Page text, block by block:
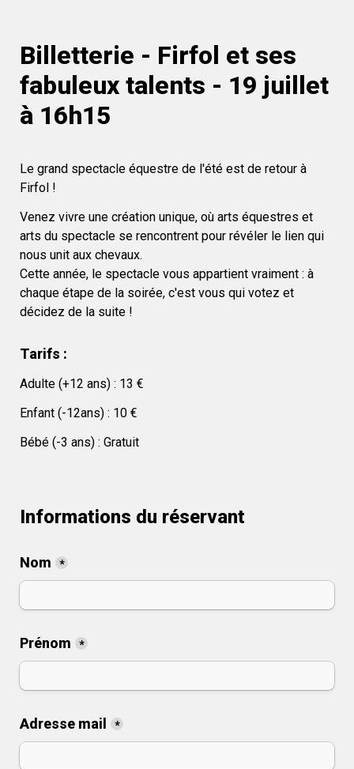
Billetterie - Firfol et ses
fabuleux talents - 19 juillet
à 16h15
Le grand spectacle équestre de l'été est de retour à
Firfol !
Venez vivre une création unique, où arts équestres et
arts du spectacle se rencontrent pour révéler le lien qui
nous unit aux chevaux.
Cette année, le spectacle vous appartient vraiment : à
chaque étape de la soirée, c'est vous qui votez et
décidez de la suite !
Tarifs :
Adulte (+12 ans) : 13 €
Enfant (-12ans) : 10 €
Bébé (-3 ans) : Gratuit
Informations du réservant
Nom *
Prénom *
Adresse mail *